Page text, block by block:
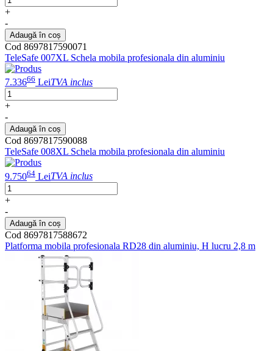
+
-
Adaugă în coș
Cod 8697817590071
TeleSafe 007XL Schela mobila profesionala din aluminiu
7.33666 LeiTVA inclus
+
-
Adaugă în coș
Cod 8697817590088
TeleSafe 008XL Schela mobila profesionala din aluminiu
9.75064 LeiTVA inclus
+
-
Adaugă în coș
Cod 8697817588672
Platforma mobila profesionala RD28 din aluminiu, H lucru 2,8 m